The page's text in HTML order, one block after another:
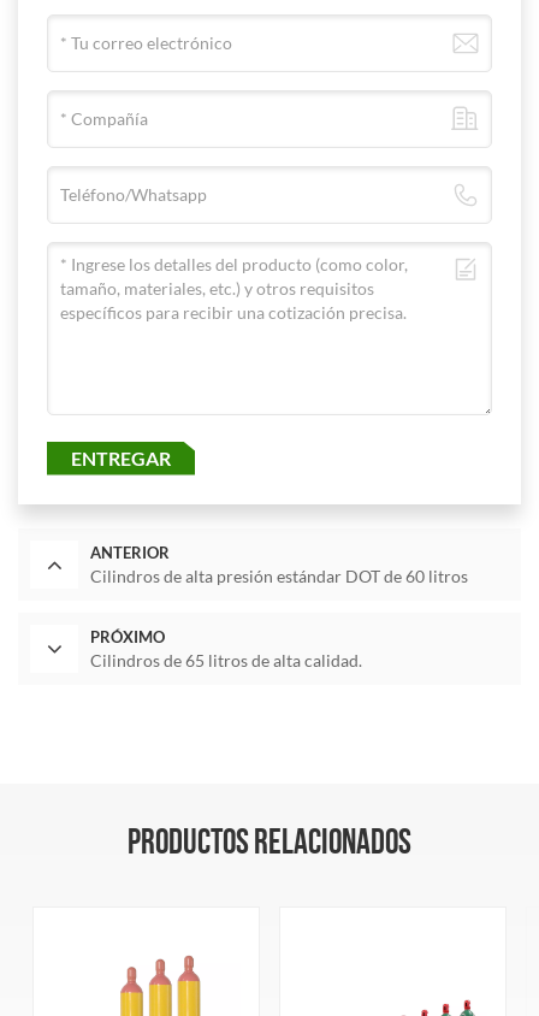
ENTREGAR
ANTERIOR
Cilindros de alta presión estándar DOT de 60 litros
PRÓXIMO
Cilindros de 65 litros de alta calidad.
PRODUCTOS RELACIONADOS